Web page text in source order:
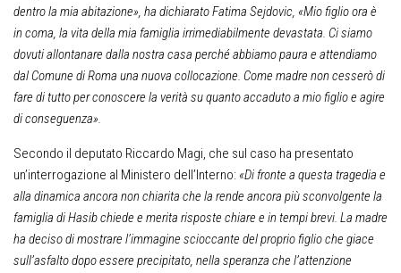
dentro la mia abitazione», ha dichiarato Fatima Sejdovic, «Mio figlio ora è
in coma, la vita della mia famiglia irrimediabilmente devastata. Ci siamo
dovuti allontanare dalla nostra casa perché abbiamo paura e attendiamo
dal Comune di Roma una nuova collocazione. Come madre non cesserò di
fare di tutto per conoscere la verità su quanto accaduto a mio figlio e agire
di conseguenza».
Secondo il deputato Riccardo Magi, che sul caso ha presentato
un’interrogazione al Ministero dell’Interno: «Di fronte a questa tragedia e
alla dinamica ancora non chiarita che la rende ancora più sconvolgente la
famiglia di Hasib chiede e merita risposte chiare e in tempi brevi. La madre
ha deciso di mostrare l’immagine scioccante del proprio figlio che giace
sull’asfalto dopo essere precipitato, nella speranza che l’attenzione